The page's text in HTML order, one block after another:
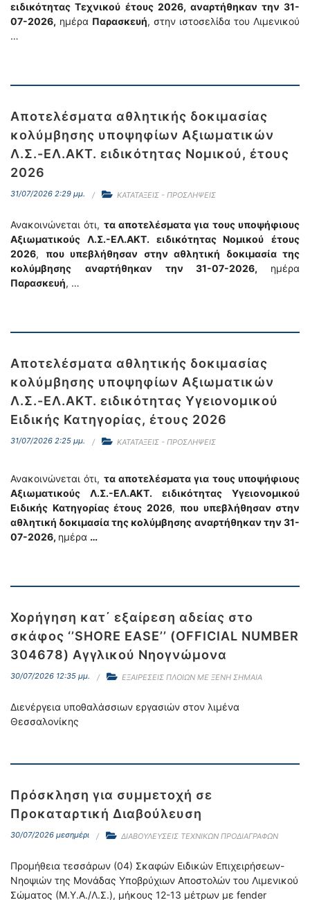
ειδικότητας Τεχνικού έτους 2026, αναρτήθηκαν την 31-
07-2026, ημέρα Παρασκευή, στην ιστοσελίδα του Λιμενικού
…
Αποτελέσματα αθλητικής δοκιμασίας
κολύμβησης υποψηφίων Αξιωματικών
Λ.Σ.-ΕΛ.ΑΚΤ. ειδικότητας Νομικού, έτους
2026
31/07/2026 2:29 μμ. ΚΑΤΑΤΑΞΕΙΣ - ΠΡΟΣΛΗΨΕΙΣ
Ανακοινώνεται ότι, τα αποτελέσματα για τους υποψήφιους
Αξιωματικούς Λ.Σ.-ΕΛ.ΑΚΤ. ειδικότητας Νομικού
έτους
2026, που υπεβλήθησαν στην αθλητική δοκιμασία της
κολύμβησης
αναρτήθηκαν την 31-07-2026, ημέρα
Παρασκευή, …
Αποτελέσματα αθλητικής δοκιμασίας
κολύμβησης υποψηφίων Αξιωματικών
Λ.Σ.-ΕΛ.ΑΚΤ. ειδικότητας Υγειονομικού
Ειδικής Κατηγορίας, έτους 2026
31/07/2026 2:25 μμ. ΚΑΤΑΤΑΞΕΙΣ - ΠΡΟΣΛΗΨΕΙΣ
Ανακοινώνεται ότι, τα αποτελέσματα για τους υποψήφιους
Αξιωματικούς Λ.Σ.-ΕΛ.ΑΚΤ. ειδικότητας Υγειονομικού
Ειδικής Κατηγορίας έτους 2026, που υπεβλήθησαν στην
αθλητική δοκιμασία της κολύμβησης αναρτήθηκαν την 31-
07-2026, ημέρα …
Χορήγηση κατ΄ εξαίρεση αδείας στο
σκάφος ‘’SHORE EASE’’ (OFFICIAL NUMBER
304678) Αγγλικού Νηογνώμονα
30/07/2026 12:35 μμ. ΕΞΑΙΡΕΣΕΙΣ ΠΛΟΙΩΝ ΜΕ ΞΕΝΗ ΣΗΜΑΙΑ
Διενέργεια υποθαλάσσιων εργασιών στον λιμένα
Θεσσαλονίκης
Πρόσκληση για συμμετοχή σε
Προκαταρτική Διαβούλευση
30/07/2026 μεσημέρι ΔΙΑΒΟΥΛΕΥΣΕΙΣ ΤΕΧΝΙΚΩΝ ΠΡΟΔΙΑΓΡΑΦΩΝ
Προμήθεια τεσσάρων (04) Σκαφών Ειδικών Επιχειρήσεων-
Νηοψιών της Μονάδας Υποβρύχιων Αποστολών του Λιμενικού
Σώματος (Μ.Υ.Α./Λ.Σ.), μήκους 12-13 μέτρων με fender